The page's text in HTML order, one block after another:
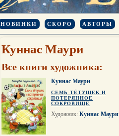
НОВИНКИ СКОРО АВТОРЫ
Куннас Маури
Все книги художника:
Куннас Маури
СЕМЬ ТЁТУШЕК И
ПОТЕРЯННОЕ
СОКРОВИЩЕ
Художник: Куннас Маури